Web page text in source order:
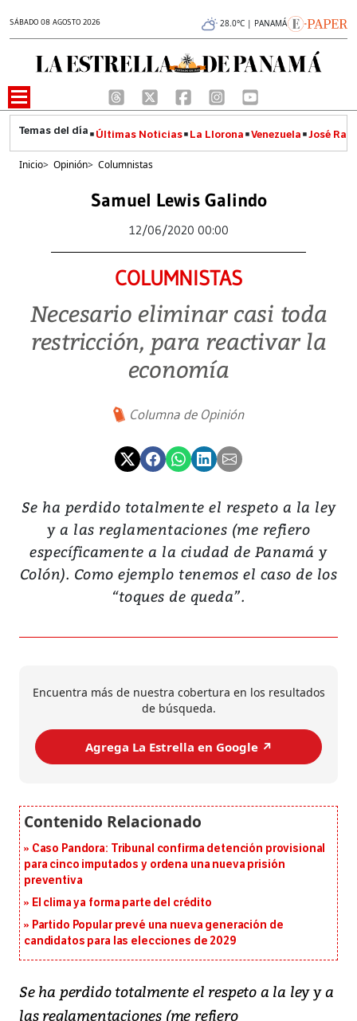
SÁBADO 08 AGOSTO 2026 28.0°C | PANAMÁ
Últimas Noticias La Llorona Venezuela José
Inicio> Opinión> Columnistas
Samuel Lewis Galindo
12/06/2020 00:00
COLUMNISTAS
Necesario eliminar casi toda
restricción, para reactivar la
economía
Columna de Opinión
Se ha perdido totalmente el respeto a la ley
y a las reglamentaciones (me refiero
específicamente a la ciudad de Panamá y
Colón). Como ejemplo tenemos el caso de los
“toques de queda”.
Encuentra más de nuestra cobertura en los resultados
de búsqueda.
Agrega La Estrella en Google ↗️
Caso Pandora: Tribunal confirma detención provisional
para cinco imputados y ordena una nueva prisión
preventiva
El clima ya forma parte del crédito
Partido Popular prevé una nueva generación de
candidatos para las elecciones de 2029
Se ha perdido totalmente el respeto a la ley y a
las reglamentaciones (me refiero